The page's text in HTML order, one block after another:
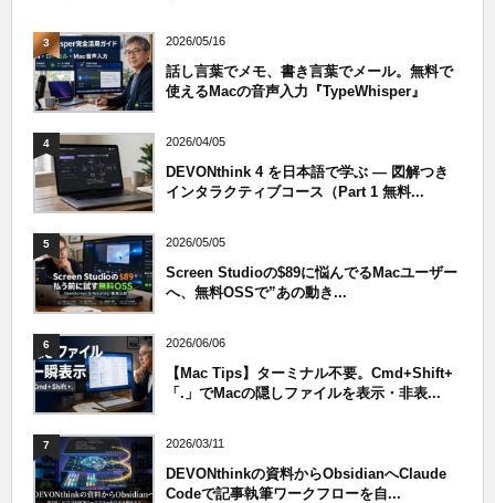
3 2026/05/16
話し言葉でメモ、書き言葉でメール。無料で
使えるMacの音声入力『TypeWhisper』
4 2026/04/05
DEVONthink 4 を日本語で学ぶ — 図解つき
インタラクティブコース（Part 1 無料...
5 2026/05/05
Screen Studioの$89に悩んでるMacユーザー
へ、無料OSSで”あの動き...
6 2026/06/06
【Mac Tips】ターミナル不要。Cmd+Shift+
「.」でMacの隠しファイルを表示・非表...
7 2026/03/11
DEVONthinkの資料からObsidianへClaude
Codeで記事執筆ワークフローを自...